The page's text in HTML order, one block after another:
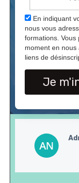
En indiquant
nous vous
formations. Vous
moment en
liens de
Je